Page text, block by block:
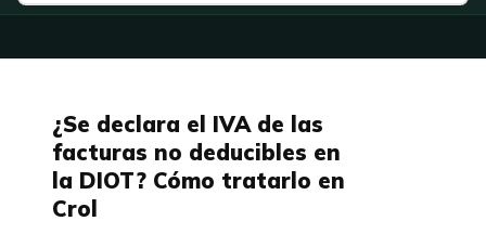
¿Se declara el IVA de las
facturas no deducibles en
la DIOT? Cómo tratarlo en
Crol